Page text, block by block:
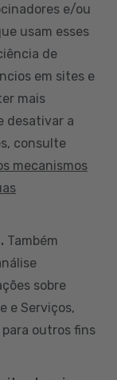
e/ou
usam esses
de
em sites e
mais
desativar a
consulte
mecanismos
Também
sobre
e Serviços,
outros fins